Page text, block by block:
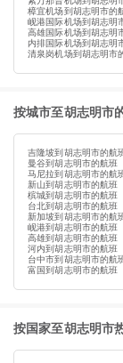
樟宜机场到胡志明市的
岘港国际机场到胡志明
高雄国际机场到胡志明
内排国际机场到胡志明
清泉岗机场到胡志明市
按城市至胡志明市
吉隆坡到胡志明市的航
曼谷到胡志明市的航班
马尼拉到胡志明市的航
新山到胡志明市的航班
槟城到胡志明市的航班
台北到胡志明市的航班
新加坡到胡志明市的航
岘港到胡志明市的航班
高雄到胡志明市的航班
河内到胡志明市的航班
台中市到胡志明市的航
富国到胡志明市的航班
按国家至胡志明市